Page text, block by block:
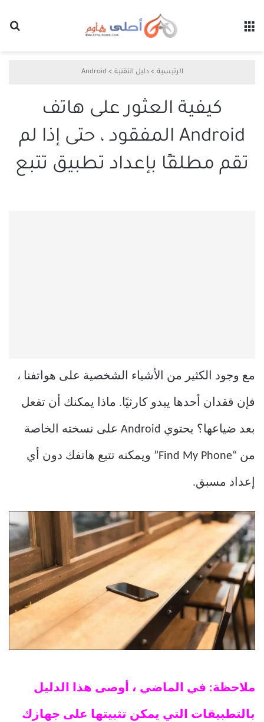
الرئيسية > دليل التقنية >
Android
كيفية العثور على هاتف
Android المفقود ، حتى إذا لم
تقم مطلقًا بإعداد تطبيق تتبع
مع وجود الكثير من الأشياء الشخصية على هواتفنا ،
فإن فقدان أحدها يبدو كارثيًا. ماذا يمكنك أن تفعل
بعد ضياعها؟ يحتوي Android على نسخته الخاصة
من “Find My Phone” ويمكنه تتبع هاتفك دون أي
إعداد مسبق.
ملاحظة: في الماضي ، أوصى هذا الدليل
بالتطبيقات التي يمكن تثبيتها على جهازك